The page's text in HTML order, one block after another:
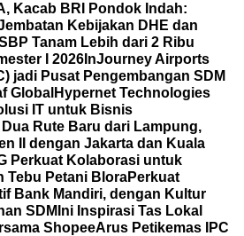
Kacab BRI Pondok Indah:
Kebijakan DHE dan
Tanam Lebih dari 2 Ribu
I 2026 InJourney Airports
jadi Pusat Pengembangan SDM
Global Hypernet Technologies
IT untuk Bisnis
Rute Baru dari Lampung,
II dengan Jakarta dan Kuala
Perkuat Kolaborasi untuk
Tebu Petani BloraPerkuat
Bank Mandiri, dengan Kultur
SDM Ini Inspirasi Tas Lokal
ShopeeArus Petikemas IPC